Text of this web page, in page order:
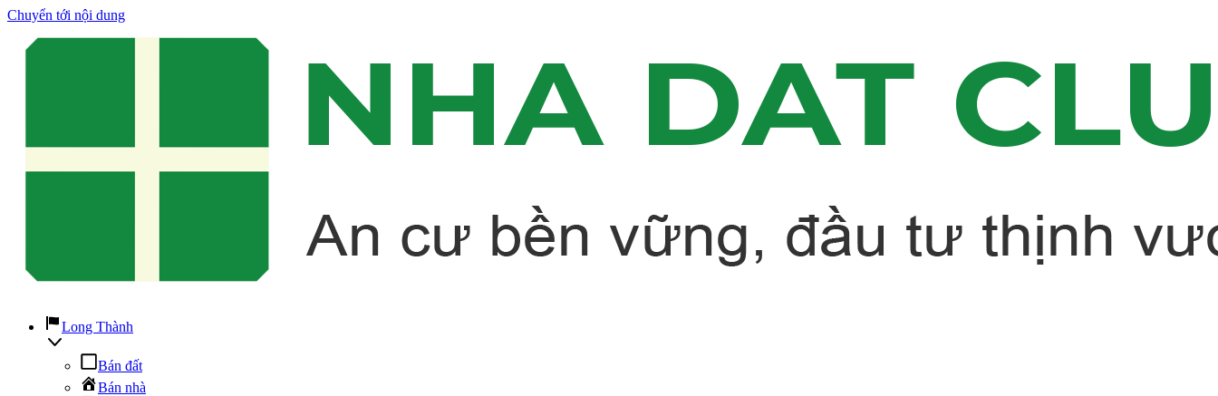
Chuyển tới nội dung
Long Thành
Bán đất
Bán nhà